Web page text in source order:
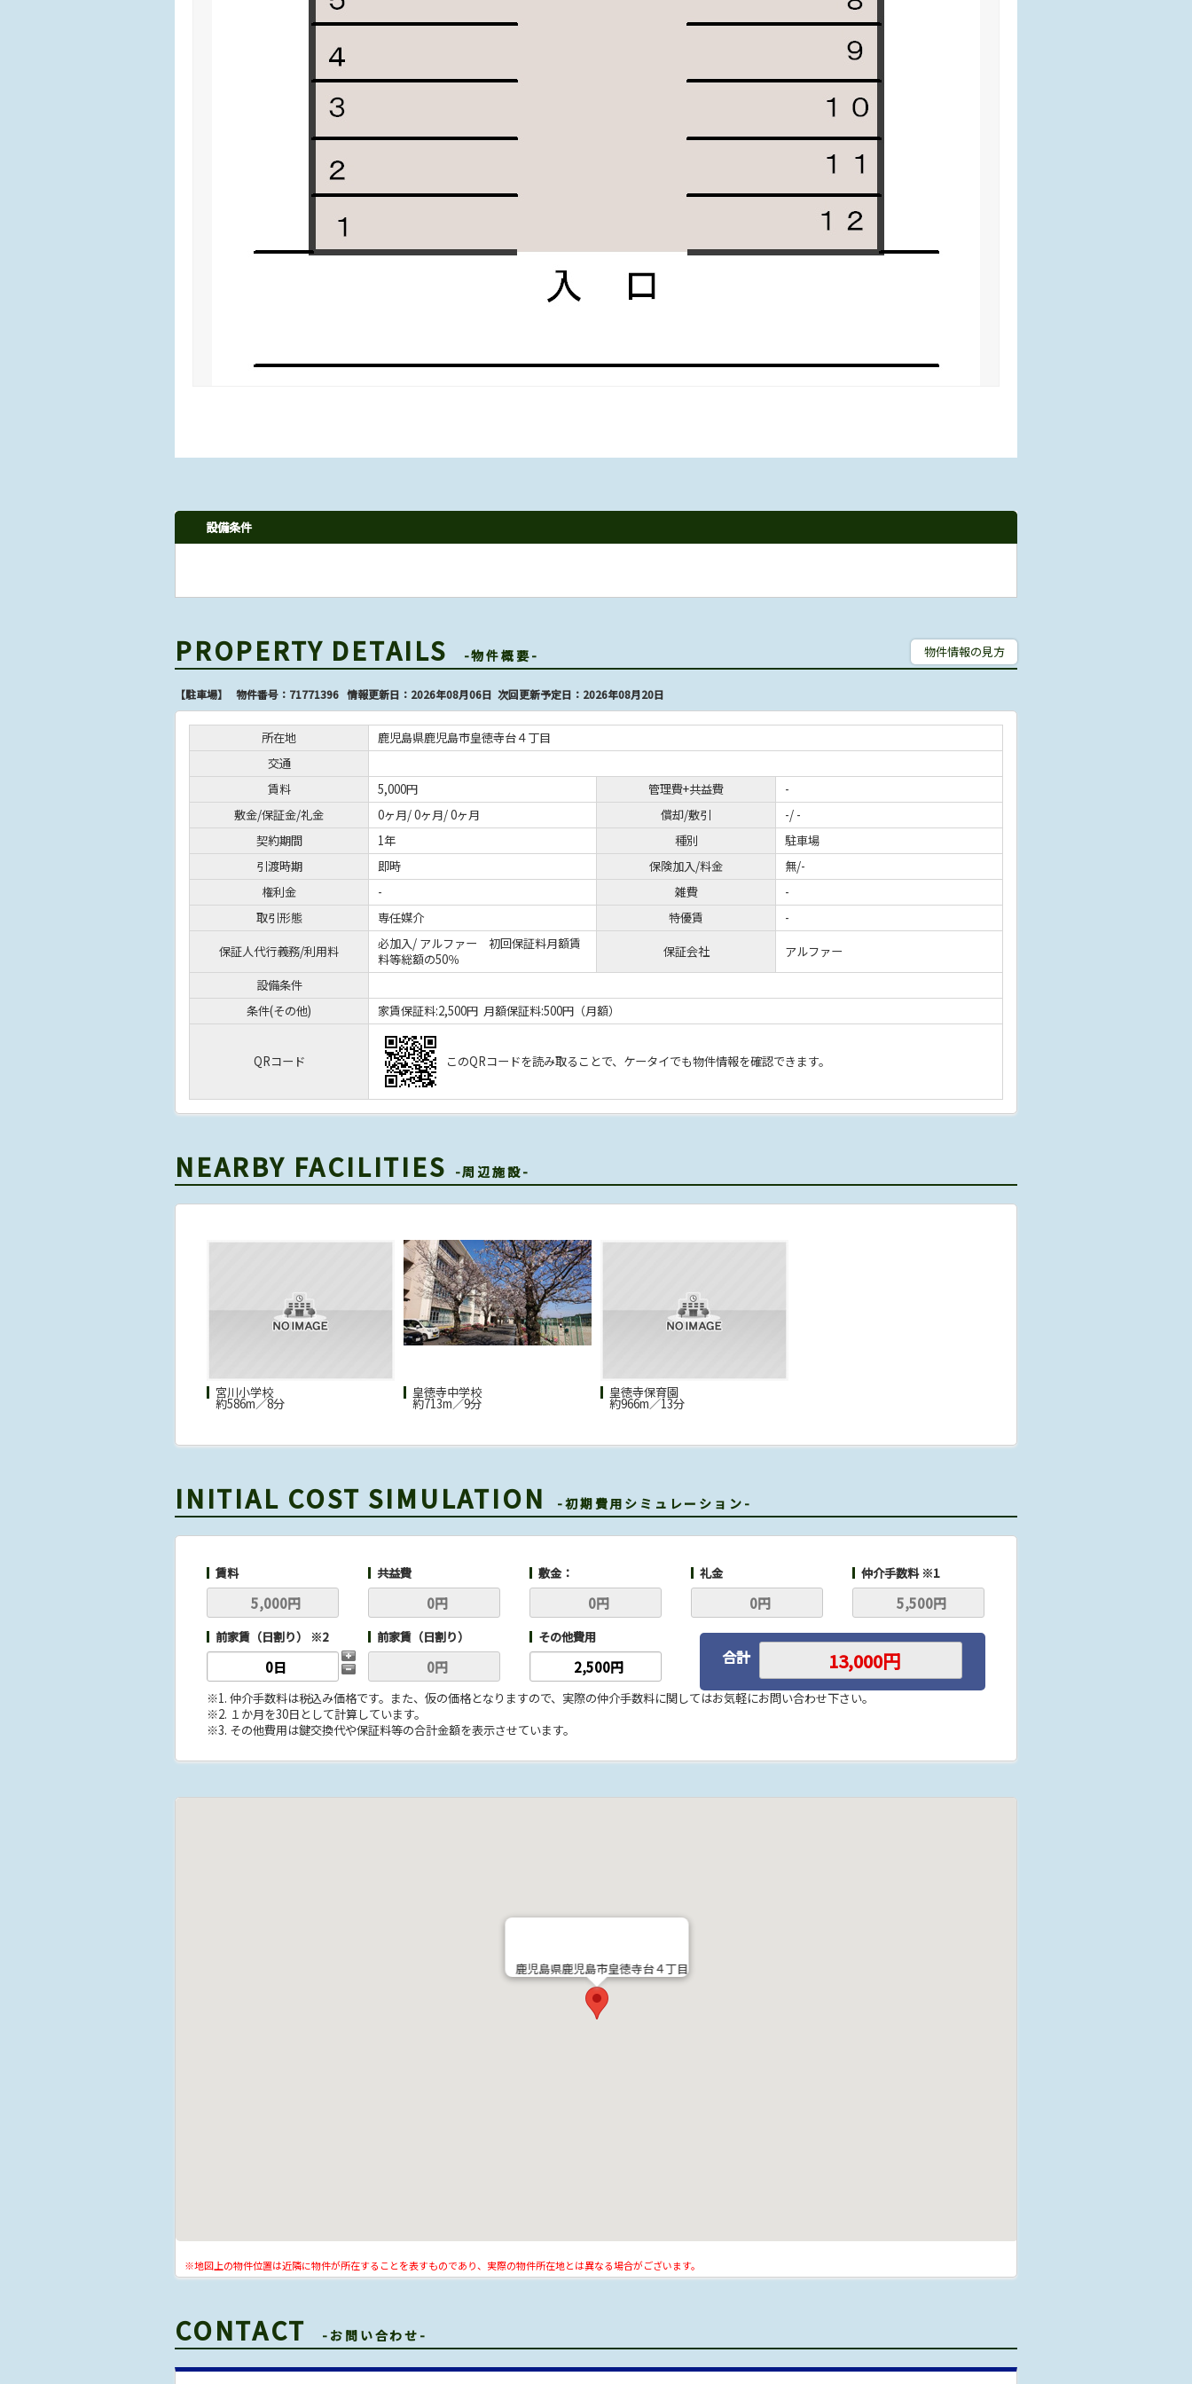
設備条件
PROPERTY DETAILS -物件概要- 物件情報の見方
【駐車場】 物件番号：71771396 情報更新日：2026年08月06日 次回更新予定日：2026年08月20日
所在地
鹿児島県鹿児島市皇徳寺台４丁目
交通
賃料
5,000円 管理費+共益費
-
敷金/保証金/礼金
0ヶ月/ 0ヶ月/ 0ヶ月 償却/敷引
-/ -
契約期間
1年 種別
駐車場
引渡時期
即時 保険加入/料金
無/-
権利金
- 雑費
-
取引形態
専任媒介 特優賃
-
保証人代行義務/利用料
必加入/ アルファー 初回保証料月額賃
料等総額の50％
保証会社
アルファー
設備条件
条件(その他)
家賃保証料:2,500円 月額保証料:500円（月額）
QRコード このQRコードを読み取ることで、ケータイでも物件情報を確認できます。
NEARBY FACILITIES -周辺施設-
宮川小学校
約586m／8分
皇徳寺中学校
約713m／9分
皇徳寺保育園
約966m／13分
INITIAL COST SIMULATION -初期費用シミュレーション-
賃料 共益費 敷金： 礼金 仲介手数料 ※1
前家賃（日割り） ※2 前家賃（日割り） その他費用
合計
※1. 仲介手数料は税込み価格です。また、仮の価格となりますので、実際の仲介手数料に関してはお気軽にお問い合わせ下さい。
※2. １か月を30日として計算しています。
※3. その他費用は鍵交換代や保証料等の合計金額を表示させています。
鹿児島県鹿児島市皇徳寺台４丁目
※地図上の物件位置は近隣に物件が所在することを表すものであり、実際の物件所在地とは異なる場合がございます。
CONTACT -お問い合わせ-